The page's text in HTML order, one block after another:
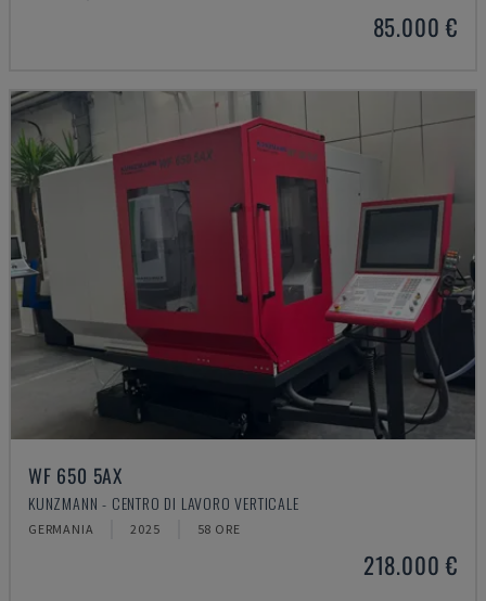
85.000 €
WF 650 5AX
KUNZMANN - CENTRO DI LAVORO VERTICALE
GERMANIA 2025 58 ORE
218.000 €